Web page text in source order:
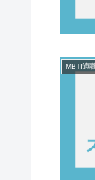
MBTI適